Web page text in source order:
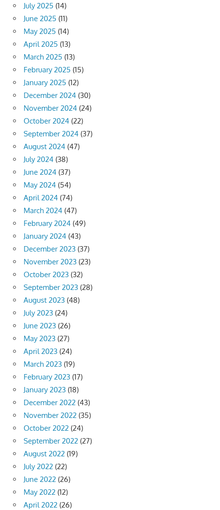
July 2025 (14)
June 2025 (11)
May 2025 (14)
April 2025 (13)
March 2025 (13)
February 2025 (15)
January 2025 (12)
December 2024 (30)
November 2024 (24)
October 2024 (22)
September 2024 (37)
August 2024 (47)
July 2024 (38)
June 2024 (37)
May 2024 (54)
April 2024 (74)
March 2024 (47)
February 2024 (49)
January 2024 (43)
December 2023 (37)
November 2023 (23)
October 2023 (32)
September 2023 (28)
August 2023 (48)
July 2023 (24)
June 2023 (26)
May 2023 (27)
April 2023 (24)
March 2023 (19)
February 2023 (17)
January 2023 (18)
December 2022 (43)
November 2022 (35)
October 2022 (24)
September 2022 (27)
August 2022 (19)
July 2022 (22)
June 2022 (26)
May 2022 (12)
April 2022 (26)